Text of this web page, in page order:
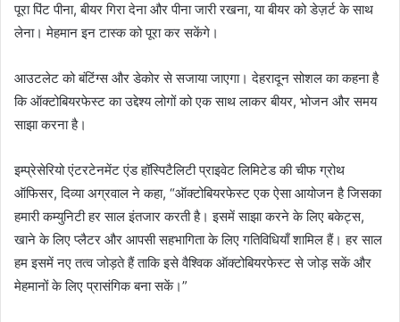
पूरा पिंट पीना, बीयर गिरा देना और पीना जारी रखना, या बीयर को डेज़र्ट के साथ
लेना। मेहमान इन टास्क को पूरा कर सकेंगे।
आउटलेट को बंटिंग्स और डेकोर से सजाया जाएगा। देहरादून सोशल का कहना है
कि ऑक्टोबियरफेस्ट का उद्देश्य लोगों को एक साथ लाकर बीयर, भोजन और समय
साझा करना है।
इम्प्रेसेरियो एंटरटेनमेंट एंड हॉस्पिटैलिटी प्राइवेट लिमिटेड की चीफ ग्रोथ
ऑफिसर, दिव्या अग्रवाल ने कहा, “ऑक्टोबियरफेस्ट एक ऐसा आयोजन है जिसका
हमारी कम्युनिटी हर साल इंतजार करती है। इसमें साझा करने के लिए बकेट्स,
खाने के लिए प्लैटर और आपसी सहभागिता के लिए गतिविधियाँ शामिल हैं। हर साल
हम इसमें नए तत्व जोड़ते हैं ताकि इसे वैश्विक ऑक्टोबियरफेस्ट से जोड़ सकें और
मेहमानों के लिए प्रासंगिक बना सकें।”